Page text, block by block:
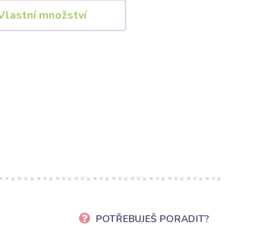
POTŘEBUJEŠ PORADIT?